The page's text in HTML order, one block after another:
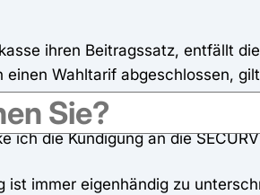
ihren Beitragssatz, entfällt
einen Wahltarif abgeschlossen,
ich die Kündigung an die
ist immer eigenhändig zu